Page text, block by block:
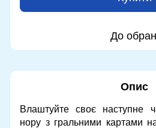
До
Опис
Влаштуйте своє наступне
нору з гральними картами